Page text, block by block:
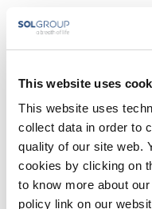
This website uses
This website uses
collect data in order to
quality of our site web.
cookies by clicking on
to know more about
policy link on our
tumori stromali:
ormoni;
produttrici di ovuli.
Ci sono molte teorie
Dal momento che esso si
ovuli, alcuni ricercatori
relazione tra l’ovulazione